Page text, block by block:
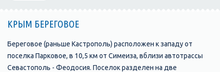
КРЫМ БЕРЕГОВОЕ
Береговое (раньше Кастрополь) расположен к западу от
поселка Парковое, в 10,5 км от Симеиза, вблизи автотрассы
Севастополь - Феодосия. Поселок разделен на две